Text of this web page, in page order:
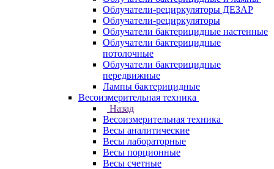
Облучатели-рециркуляторы ДЕЗАР
Облучатели-рециркуляторы
Облучатели бактерицидные настенные
Облучатели бактерицидные
потолочные
Облучатели бактерицидные
передвижные
Лампы бактерицидные
Весоизмерительная техника
Назад
Весоизмерительная техника
Весы аналитические
Весы лабораторные
Весы порционные
Весы счетные